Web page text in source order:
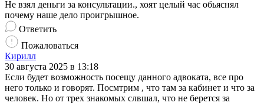
Не взял деньги за консультации., хоят целый час обьяснял
почему наше дело проигрышное.
Ответить
Пожаловаться
Кирилл
30 августа 2025 в 13:18
Если будет возможность посещу данного адвоката, все про
него только и говорят. Посмтрим , что там за кабинет и что за
человек. Но от трех знакомых слвшал, что не берется за